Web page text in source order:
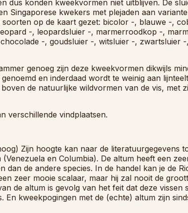
konden kweekvormen niet uitblijven. De
Singaporese kwekers met plejaden aan
op de kaart gezet: bicolor -, blauwe -,
-, leopardsluier -, marmerroodkop -,
-, goudsluier -, witsluier -, zwartsluier
genoeg zijn deze kweekvormen dikwijls
en inderdaad wordt te weinig aan
de natuurlijke wildvormen van de vis, met
verschillende vindplaatsen.
Zijn hoogte kan naar de literatuurgegevens
en Columbia). De altum heeft een
de andere species. In de handel kan je de
zeer mooie scalaar, maar hij zal nooit de
de altum is gevolg van het feit dat deze vissen
kweekpogingen met de (echte) altum zijn